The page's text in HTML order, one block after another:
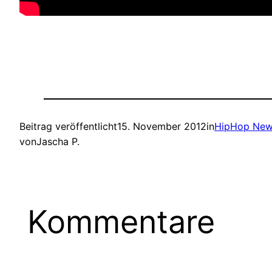
Beitrag veröffentlicht15. November 2012inHipHop
vonJascha P.
Kommentare